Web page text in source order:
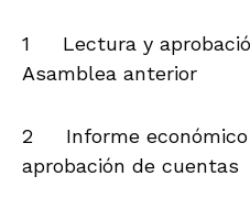
1 Lectura y
Asamblea anterior
2 Informe económico
aprobación de cuentas